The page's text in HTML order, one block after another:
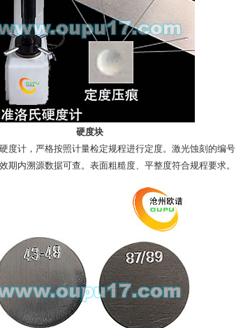
硬度块
度计，严格按照计量检定规程进行定度。激光蚀刻的编号
期内溯源数据可查。表面粗糙度、平整度符合规程要求。